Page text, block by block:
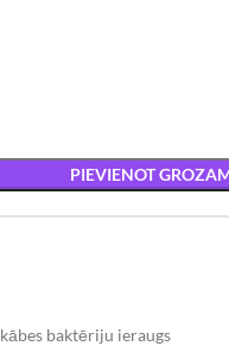
PIEVIENOT
baktēriju ieraugs